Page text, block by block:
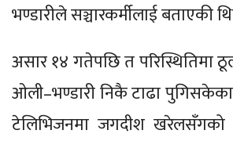
भण्डारीले सञ्चारकर्मीलाई बताएकी
असार १४ गतेपछि त परिस्थितिमा
ओली–भण्डारी निकै टाढा
टेलिभिजनमा जगदीश खरेलसँगको